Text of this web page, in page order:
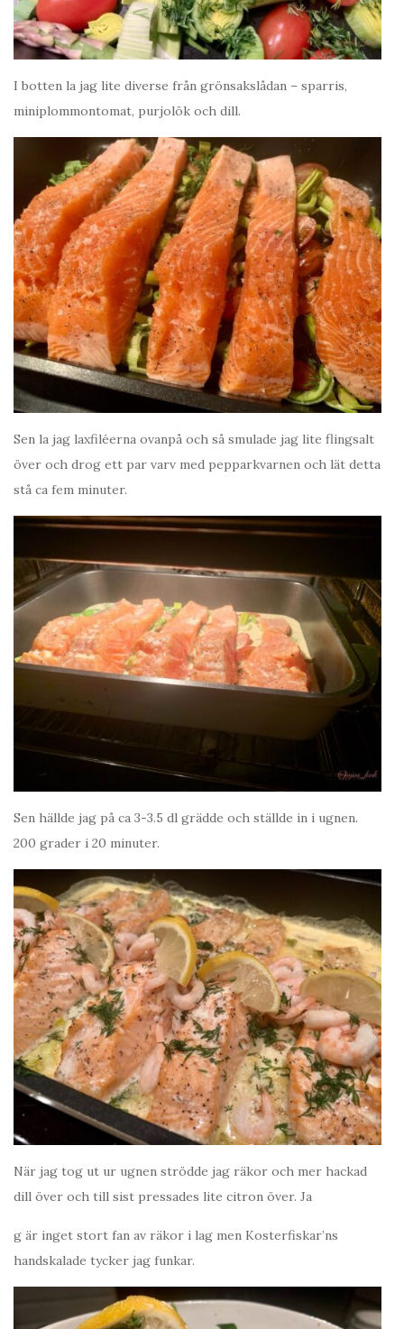
I botten la jag lite diverse från grönsakslådan – sparris,
miniplommontomat, purjolök och dill.
Sen la jag laxfiléerna ovanpå och så smulade jag lite flingsalt
över och drog ett par varv med pepparkvarnen och lät detta
stå ca fem minuter.
Sen hällde jag på ca 3-3.5 dl grädde och ställde in i ugnen.
200 grader i 20 minuter.
När jag tog ut ur ugnen strödde jag räkor och mer hackad
dill över och till sist pressades lite citron över. Ja
g är inget stort fan av räkor i lag men Kosterfiskar’ns
handskalade tycker jag funkar.